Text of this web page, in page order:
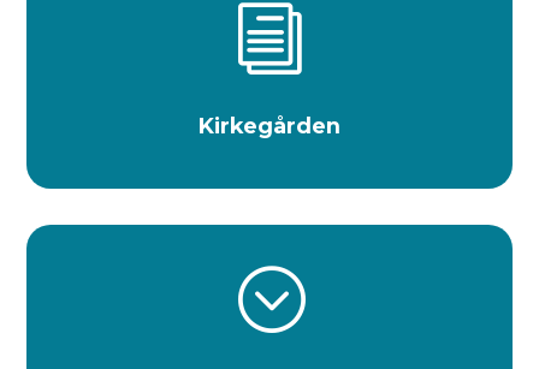
i
Kirkegården
;